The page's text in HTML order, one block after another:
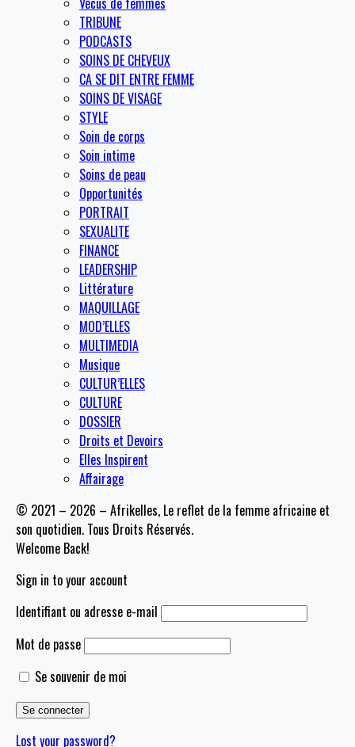
TRIBUNE
PODCASTS
SOINS DE CHEVEUX
CA SE DIT ENTRE FEMME
SOINS DE VISAGE
STYLE
Soin de corps
Soin intime
Soins de peau
Opportunités
PORTRAIT
SEXUALITE
FINANCE
LEADERSHIP
Littérature
MAQUILLAGE
MOD’ELLES
MULTIMEDIA
Musique
CULTUR’ELLES
CULTURE
DOSSIER
Droits et Devoirs
Elles Inspirent
Affairage
© 2021 – 2026 – Afrikelles, Le reflet de la femme africaine et
son quotidien. Tous Droits Réservés.
Welcome Back!
Sign in to your account
Identifiant ou adresse e-mail
Mot de passe
Se souvenir de moi
Lost your password?